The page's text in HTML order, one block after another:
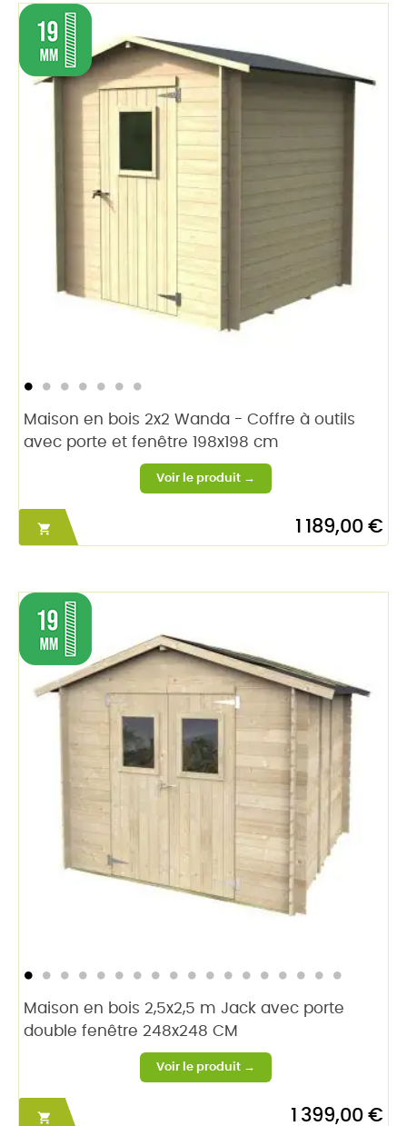
Maison en bois 2x2 Wanda - Coffre à outils
avec porte et fenêtre 198x198 cm
 1 189,00 €
Maison en bois 2,5x2,5 m Jack avec porte
double fenêtre 248x248 CM
 1 399,00 €